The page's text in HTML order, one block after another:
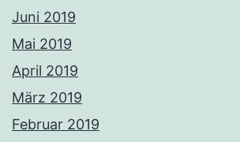
Juni 2019
Mai 2019
April 2019
März 2019
Februar 2019